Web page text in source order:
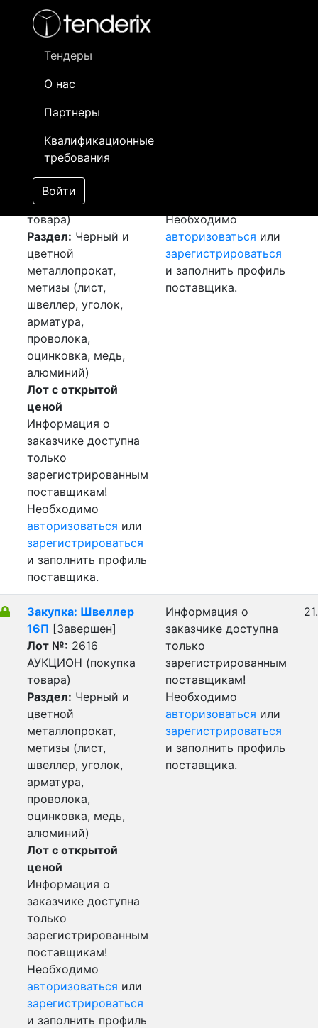
Тендеры
О нас
Партнеры
Квалификационные
требования
Войти
- активный лот
- сохраненный лот (не опубликован)
Закупка: Лист
оцинковка в рулонах
[Завершен]
Лот №:2617
АУКЦИОН (покупка
товара)
Раздел: Черный и
цветной
металлопрокат,
метизы (лист,
швеллер, уголок,
арматура,
проволока,
оцинковка, медь,
алюминий)
Лот с открытой
ценой
Информация о
заказчике доступна
только
зарегистрированным
поставщикам!
Необходимо
авторизоваться или
зарегистрироваться
и заполнить профиль
поставщика.
Необходимо
авторизоваться или
зарегистрироваться
и заполнить профиль
поставщика.
Закупка: Швеллер
16П [Завершен]
Лот №: 2616
АУКЦИОН (покупка
товара)
Раздел: Черный и
цветной
металлопрокат,
метизы (лист,
швеллер, уголок,
арматура,
проволока,
оцинковка, медь,
алюминий)
Лот с открытой
ценой
Информация о
заказчике доступна
только
зарегистрированным
поставщикам!
Необходимо
авторизоваться или
зарегистрироваться
и заполнить профиль
Информация о
заказчике доступна
только
зарегистрированным
поставщикам!
Необходимо
авторизоваться или
зарегистрироваться
и заполнить профиль
поставщика.